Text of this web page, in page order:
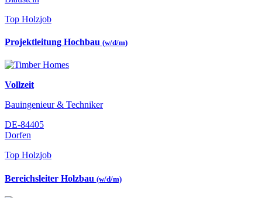
Top Holzjob
Projektleitung Hochbau (w/d/m)
Vollzeit
Bauingenieur & Techniker
DE-84405
Dorfen
Top Holzjob
Bereichsleiter Holzbau (w/d/m)